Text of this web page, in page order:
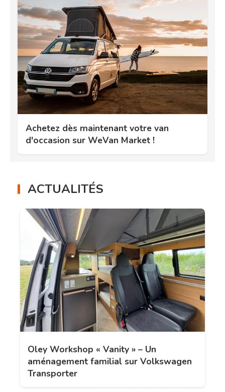
Achetez dès maintenant votre van
d'occasion sur WeVan Market !
ACTUALITÉS
Oley Workshop « Vanity » – Un
aménagement familial sur Volkswagen
Transporter